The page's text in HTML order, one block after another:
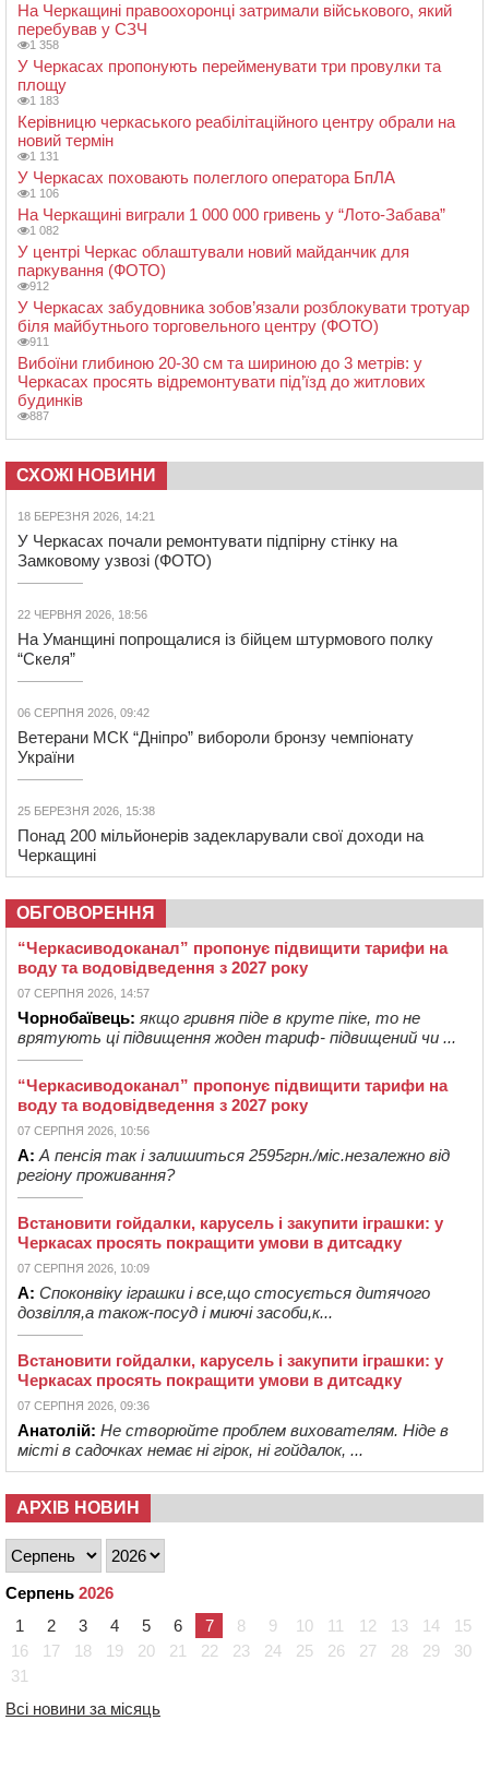
На Черкащині правоохоронці затримали військового, який
перебував у СЗЧ
1 358
У Черкасах пропонують перейменувати три провулки та
площу
1 183
Керівницю черкаського реабілітаційного центру обрали на
новий термін
1 131
У Черкасах поховають полеглого оператора БпЛА
1 106
На Черкащині виграли 1 000 000 гривень у “Лото-Забава”
1 082
У центрі Черкас облаштували новий майданчик для
паркування (ФОТО)
912
У Черкасах забудовника зобов’язали розблокувати тротуар
біля майбутнього торговельного центру (ФОТО)
911
Вибоїни глибиною 20-30 см та шириною до 3 метрів: у
Черкасах просять відремонтувати під’їзд до житлових
будинків
887
СХОЖІ НОВИНИ
18 БЕРЕЗНЯ 2026, 14:21
У Черкасах почали ремонтувати підпірну стінку на
Замковому узвозі (ФОТО)
22 ЧЕРВНЯ 2026, 18:56
На Уманщині попрощалися із бійцем штурмового полку
“Скеля”
06 СЕРПНЯ 2026, 09:42
Ветерани МСК “Дніпро” вибороли бронзу чемпіонату
України
25 БЕРЕЗНЯ 2026, 15:38
Понад 200 мільйонерів задекларували свої доходи на
Черкащині
ОБГОВОРЕННЯ
“Черкасиводоканал” пропонує підвищити тарифи на
воду та водовідведення з 2027 року
07 СЕРПНЯ 2026, 14:57
Чорнобаївець: якщо гривня піде в круте піке, то не
врятують ці підвищення жоден тариф- підвищений чи ...
“Черкасиводоканал” пропонує підвищити тарифи на
воду та водовідведення з 2027 року
07 СЕРПНЯ 2026, 10:56
А: А пенсія так і залишиться 2595грн./міс.незалежно від
регіону проживання?
Встановити гойдалки, карусель і закупити іграшки: у
Черкасах просять покращити умови в дитсадку
07 СЕРПНЯ 2026, 10:09
А: Споконвіку іграшки і все,що стосується дитячого
дозвілля,а також-посуд і миючі засоби,к...
Встановити гойдалки, карусель і закупити іграшки: у
Черкасах просять покращити умови в дитсадку
07 СЕРПНЯ 2026, 09:36
Анатолій: Не створюйте проблем вихователям. Ніде в
місті в садочках немає ні гірок, ні гойдалок, ...
АРХІВ НОВИН
Серпень 2026
1
2 3 4 5 6 7 8 9 10 11 12 13 14
15
16
17 18 19 20 21 22 23 24 25 26 27 28 29
30
31
Всі новини за місяць